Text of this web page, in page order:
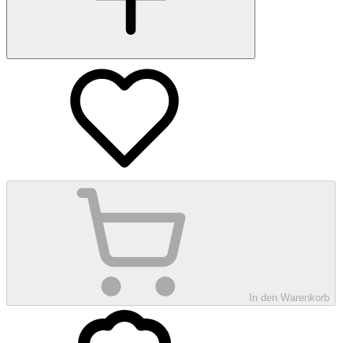
In den Warenkorb